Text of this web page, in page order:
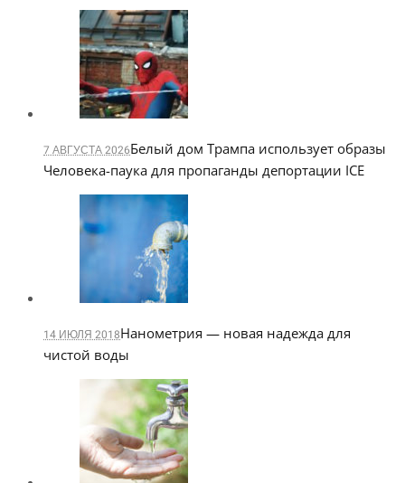
7 АВГУСТА 2026Белый дом Трампа использует образы
Человека-паука для пропаганды депортации ICE
14 ИЮЛЯ 2018Нанометрия — новая надежда для
чистой воды